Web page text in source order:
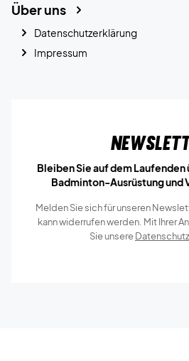
Über uns
Datenschutzerklärung
Impressum
Bleiben Sie auf dem
Badminton-Ausrüstung und
Melden Sie sich für unseren
kann widerrufen werden. Mit Ihrer
Sie unsere